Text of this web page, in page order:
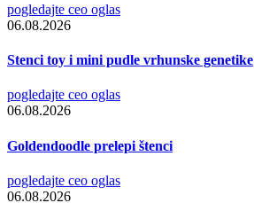
pogledajte ceo oglas
06.08.2026
Stenci toy i mini pudle vrhunske genetike
pogledajte ceo oglas
06.08.2026
Goldendoodle prelepi štenci
pogledajte ceo oglas
06.08.2026